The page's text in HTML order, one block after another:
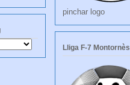
pinchar logo
Lliga F-7 Montornès